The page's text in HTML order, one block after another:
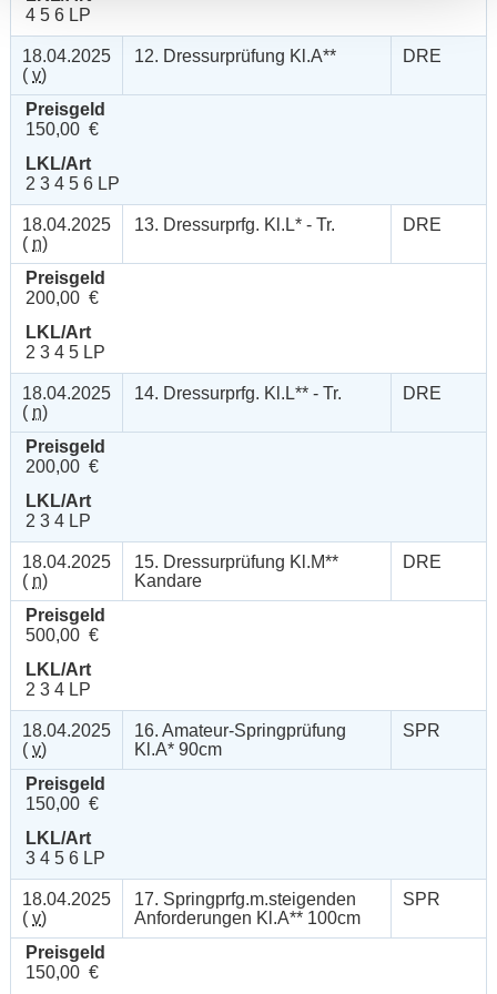
4 5 6 LP
18.04.2025
( v)
12. Dressurprüfung Kl.A** DRE
Preisgeld
150,00 €
LKL/Art
2 3 4 5 6 LP
18.04.2025
( n)
13. Dressurprfg. Kl.L* - Tr. DRE
Preisgeld
200,00 €
LKL/Art
2 3 4 5 LP
18.04.2025
( n)
14. Dressurprfg. Kl.L** - Tr. DRE
Preisgeld
200,00 €
LKL/Art
2 3 4 LP
18.04.2025
( n)
15. Dressurprüfung Kl.M**
Kandare
DRE
Preisgeld
500,00 €
LKL/Art
2 3 4 LP
18.04.2025
( v)
16. Amateur-Springprüfung
Kl.A* 90cm
SPR
Preisgeld
150,00 €
LKL/Art
3 4 5 6 LP
18.04.2025
( v)
17. Springprfg.m.steigenden
Anforderungen Kl.A** 100cm
SPR
Preisgeld
150,00 €